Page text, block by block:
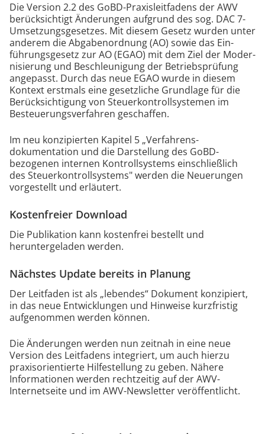
Die Version 2.2 des GoBD-Praxis­leit­fadens der AWV
berücksichtigt Änderungen aufgrund des sog. DAC 7-
Umsetzungs­ge­setzes. Mit die­sem Gesetz wurden unter
anderem die Abgaben­ordnung (AO) sowie das Ein­
führungs­gesetz zur AO (EGAO) mit dem Ziel der Moder­
ni­sie­rung und Be­schleu­ni­gung der Be­triebs­prüfung
ange­passt. Durch das neue EGAO wurde in diesem
Kontext erstmals eine gesetzliche Grundlage für die
Berücksichtigung von Steuer­kon­troll­sys­temen im
Besteuerungs­verfahren geschaffen.
Im neu konzipierten Kapitel 5 „Verfahrens­
dokumentation und die Darstellung des GoBD-
bezogenen internen Kontrollsystems einschließlich
des Steuer­kontroll­systems" werden die Neuerungen
vorgestellt und erläutert.
Kostenfreier Download
Die Publikation kann kostenfrei bestellt und
heruntergeladen werden.
Nächstes Update bereits in Planung
Der Leitfaden ist als „lebendes“ Dokument konzipiert,
in das neue Entwicklungen und Hinweise kurzfristig
aufgenommen werden können.
Die Änderungen werden nun zeitnah in eine neue
Version des Leitfadens integriert, um auch hierzu
praxisorientierte Hilfestellung zu geben. Nähere
Informationen werden rechtzeitig auf der AWV-
Internetseite und im AWV-Newsletter veröffentlicht.